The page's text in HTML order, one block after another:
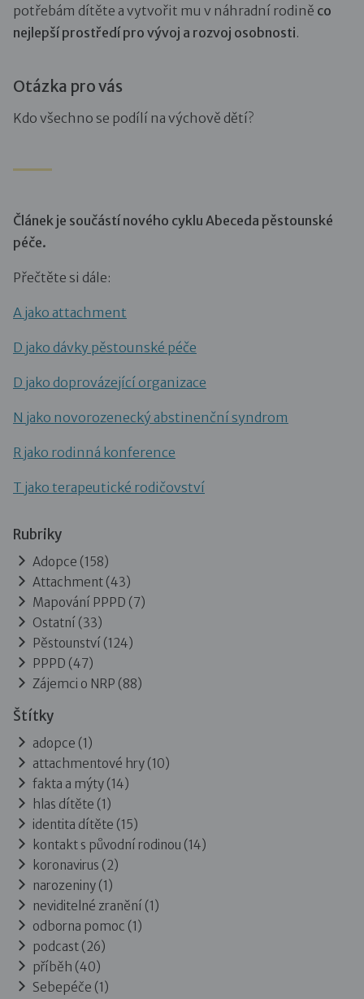
potřebám dítěte a vytvořit mu v náhradní rodině co
nejlepší prostředí pro vývoj a rozvoj osobnosti.
Otázka pro vás
Kdo všechno se podílí na výchově dětí?
Článek je součástí nového cyklu Abeceda pěstounské
péče.
Přečtěte si dále:
A jako attachment
D jako dávky pěstounské péče
D jako doprovázející organizace
N jako novorozenecký abstinenční syndrom
R jako rodinná konference
T jako terapeutické rodičovství
Rubriky
Adopce (158)
Attachment (43)
Mapování PPPD (7)
Ostatní (33)
Pěstounství (124)
PPPD (47)
Zájemci o NRP (88)
Štítky
adopce (1)
attachmentové hry (10)
fakta a mýty (14)
hlas dítěte (1)
identita dítěte (15)
kontakt s původní rodinou (14)
koronavirus (2)
narozeniny (1)
neviditelné zranění (1)
odborna pomoc (1)
podcast (26)
příběh (40)
Sebepéče (1)